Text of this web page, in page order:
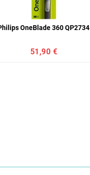
OneBlade 360 QP2734
51,90 €